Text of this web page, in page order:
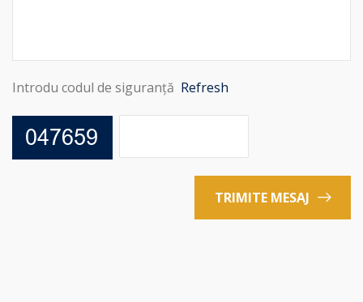
Introdu codul de siguranță Refresh
TRIMITE MESAJ